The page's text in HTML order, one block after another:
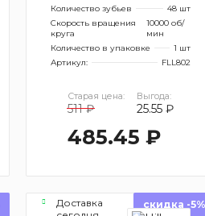
Количество зубьев
48 шт
Скорость вращения
круга
10000 об/
мин
Количество в упаковке
1 шт
Артикул:
FLL802
Старая цена:
511 ₽
Выгода:
25.55 ₽
485.45 ₽
Доставка
скидка -5%